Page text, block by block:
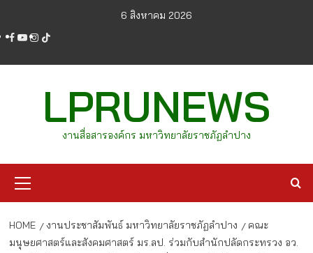
content
6 สิงหาคม 2026
facebook
youtube
instagram
tiktok
LPRUNEWS
งานสื่อสารองค์กร มหาวิทยาลัยราชภัฏลำปาง
Menu
HOME งานประชาสัมพันธ์ มหาวิทยาลัยราชภัฏลำปาง
คณะ
มนุษยศาสตร์และสังคมศาสตร์ มร.ลป. ร่วมกับสำนักปลัดกระทรวง อว.